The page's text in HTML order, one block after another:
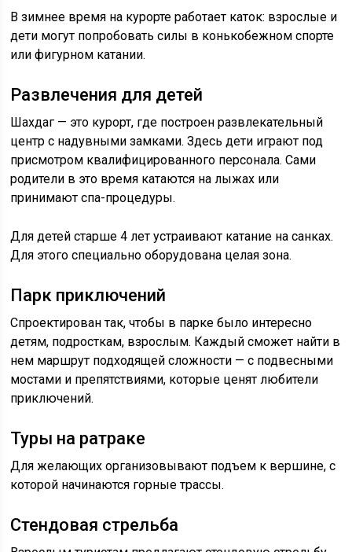
В зимнее время на курорте работает каток: взрослые и
дети могут попробовать силы в конькобежном спорте
или фигурном катании.
Развлечения для детей
Шахдаг — это курорт, где построен развлекательный
центр с надувными замками. Здесь дети играют под
присмотром квалифицированного персонала. Сами
родители в это время катаются на лыжах или
принимают спа-процедуры.
Для детей старше 4 лет устраивают катание на санках.
Для этого специально оборудована целая зона.
Парк приключений
Спроектирован так, чтобы в парке было интересно
детям, подросткам, взрослым. Каждый сможет найти в
нем маршрут подходящей сложности — с подвесными
мостами и препятствиями, которые ценят любители
приключений.
Туры на ратраке
Для желающих организовывают подъем к вершине, с
которой начинаются горные трассы.
Стендовая стрельба